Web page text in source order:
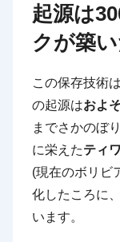
起源は
クが築い
この保存技術
の起源はおよ
までさかのぼ
に栄えたティ
(現在のボリビ
化したころに
います。